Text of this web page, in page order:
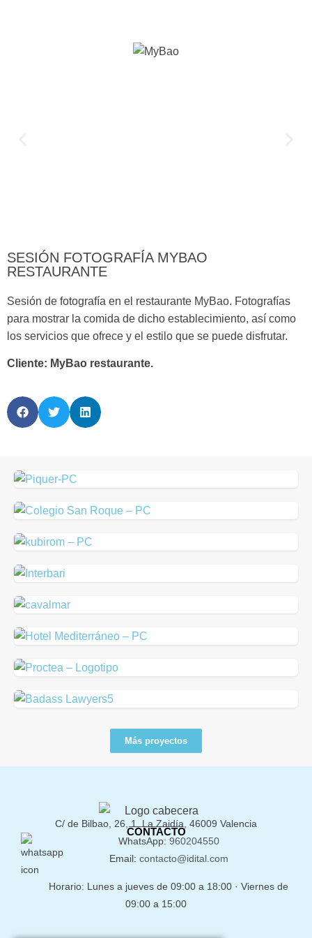
SESIÓN FOTOGRAFÍA MYBAO
RESTAURANTE
Sesión de fotografía en el restaurante MyBao. Fotografías
para mostrar la comida de dicho establecimiento, así como
los servicios que ofrece y el estilo que se puede disfrutar.
Cliente: MyBao restaurante.
Más proyectos
CONTACTO
C/ de Bilbao, 26, 1, La Zaidía, 46009 Valencia
WhatsApp: 960204550
Email: contacto@idital.com
Horario: Lunes a jueves de 09:00 a 18:00 · Viernes de
09:00 a 15:00